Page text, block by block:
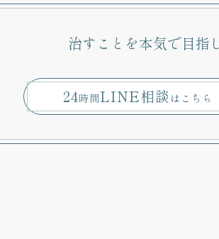
治すことを本気で目指
24時間LINE相談 はこちら